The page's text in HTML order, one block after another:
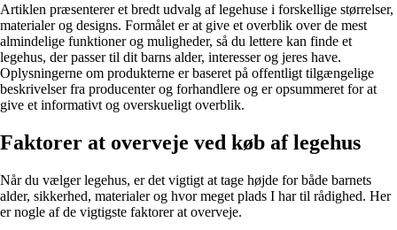
Artiklen præsenterer et bredt udvalg af legehuse i forskellige størrelser,
materialer og designs. Formålet er at give et overblik over de mest
almindelige funktioner og muligheder, så du lettere kan finde et
legehus, der passer til dit barns alder, interesser og jeres have.
Oplysningerne om produkterne er baseret på offentligt tilgængelige
beskrivelser fra producenter og forhandlere og er opsummeret for at
give et informativt og overskueligt overblik.
Faktorer at overveje ved køb af legehus
Når du vælger legehus, er det vigtigt at tage højde for både barnets
alder, sikkerhed, materialer og hvor meget plads I har til rådighed. Her
er nogle af de vigtigste faktorer at overveje.